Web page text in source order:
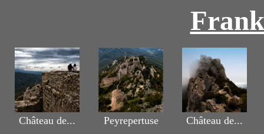
Château de... Peyrepertuse Château de...